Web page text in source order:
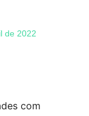
de 2022
com